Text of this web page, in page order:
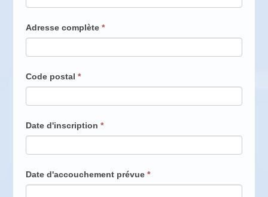
Adresse complète *
Code postal *
Date d'inscription *
Date d'accouchement prévue *